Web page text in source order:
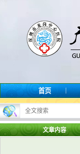
首页 |
文章内容